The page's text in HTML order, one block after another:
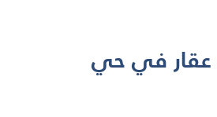
عقار في حي